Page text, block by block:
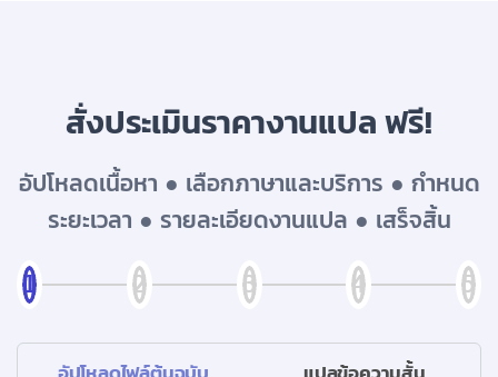
สั่งประเมินราคางานแปล ฟรี!
อัปโหลดเนื้อหา ● เลือกภาษาและบริการ ● กำหนด
ระยะเวลา ● รายละเอียดงานแปล ● เสร็จสิ้น